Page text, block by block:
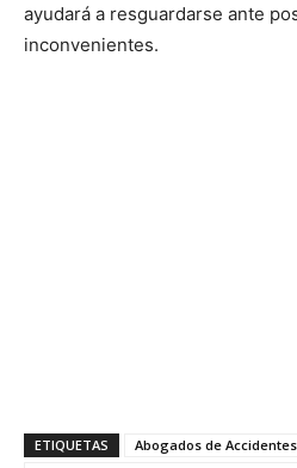
ayudará a resguardarse ante
inconvenientes.
ETIQUETAS
Abogados de